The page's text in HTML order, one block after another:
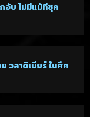
อับ ไม่มีแม้ที่ซุก
วลาดิเมียร์ ในศึก